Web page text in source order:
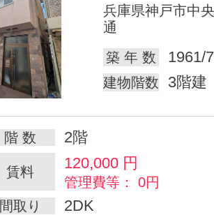
兵庫県神戸市中
通
築 年 数
1961/
建物階数 3階建
階 数 2階
賃料 120,000 円
管理費等： 0円
間取り
2DK